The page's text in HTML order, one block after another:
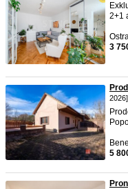
2+1
3
2026]
5